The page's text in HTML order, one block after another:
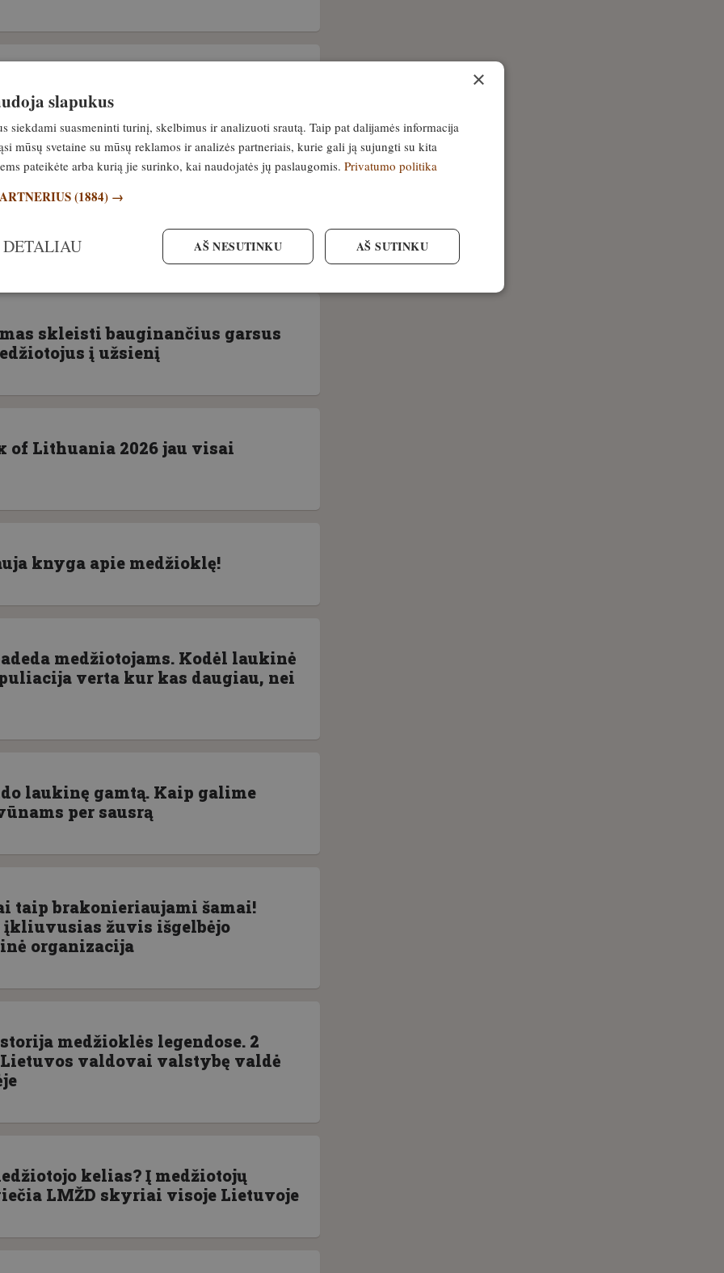
21 000, o mes sprendžiame, kas
#88
skleisti bauginančius garsus
į užsienį
of Lithuania 2026 jau visai
knyga apie medžioklę!
medžiotojams. Kodėl laukinė
verta kur kas daugiau, nei
laukinę gamtą. Kaip galime
per sausrą
taip brakonieriaujami šamai!
įkliuvusias žuvis išgelbėjo
organizacija
medžioklės legendose. 2
valdovai valstybę valdė
kelias? Į medžiotojų
LMŽD skyriai visoje Lietuvoje
×
slapukus
siekdami suasmeninti turinį, skelbimus ir analizuoti srautą. Taip pat dalijamės informacija
mūsų svetaine su mūsų reklamos ir analizės partneriais, kurie gali ją sujungti su kita
pateikėte arba kurią jie surinko, kai naudojatės jų paslaugomis. Privatumo politika
(1884) →
AŠ SUTINKU
AŠ NESUTINKU
DETALIAU